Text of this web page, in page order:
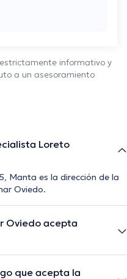
informativo y
a un asesoramiento
Loreto
Manta es la dirección de la
Oviedo.
Oviedo acepta
que acepta la